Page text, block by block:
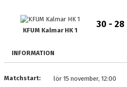
BILDGALLERI
DOKUMENT
KFUM Kalmar HK 1
30 - 28
INFORMATION
Matchstart:
lör 15 november, 12:00